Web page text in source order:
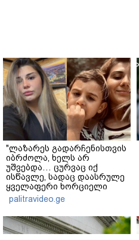
"ლაზარეს გადარჩენისთვის
იბრძოლა, ხელს არ
უშვებდა… ცურვაც იქ
ისწავლე, სადაც დაასრულე
ყველაფერი ხორციელი
ცხოვრებიდან" – რას წერს
ხობში დაღუპული დედა-
შვილის ახლობელი?
palitravideo.ge